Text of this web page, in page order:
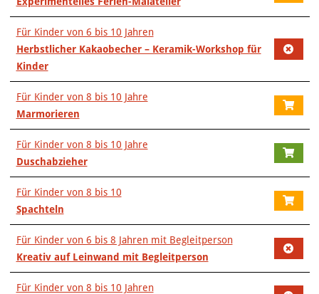
Für Kinder von 6 bis 10 Jahren
Herbstlicher Kakaobecher – Keramik-Workshop für
Kinder
Für Kinder von 8 bis 10 Jahre
Marmorieren
Für Kinder von 8 bis 10 Jahre
Duschabzieher
Für Kinder von 8 bis 10
Spachteln
Für Kinder von 6 bis 8 Jahren mit Begleitperson
Kreativ auf Leinwand mit Begleitperson
Für Kinder von 8 bis 10 Jahren